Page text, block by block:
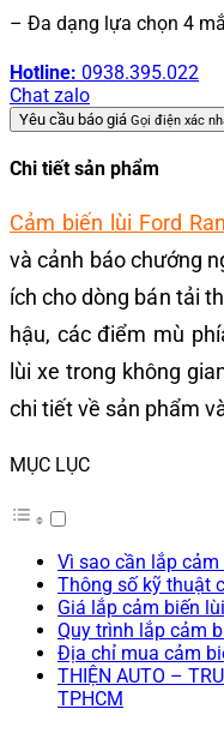
– Đa dạng lựa chọn 4
Hotline: 0938.395.022
Chat zalo
Yêu cầu báo giá Gọi điện xác
Chi tiết sản phẩm
Cảm biến lùi Ford
và cảnh báo chướng
ích cho dòng bán tải
hậu, các điểm mù
lùi xe trong không
chi tiết về sản phẩm
MỤC LỤC
Vì sao cần lắp cảm
Thông số kỹ thuật
Giá lắp cảm biến
Quy trình lắp cảm
Địa chỉ mua cảm
THIỆN AUTO –
TPHCM